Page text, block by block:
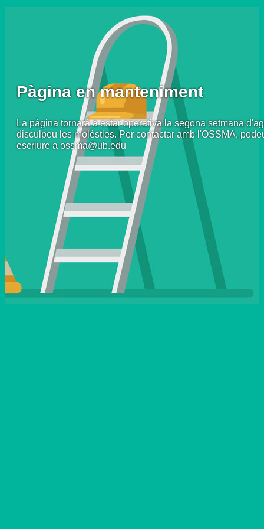
Pàgina en manteniment
La pàgina tornarà a estar operativa la segona setmana
disculpeu les molèsties. Per contactar amb l'OSSMA,
escriure a ossma@ub.edu